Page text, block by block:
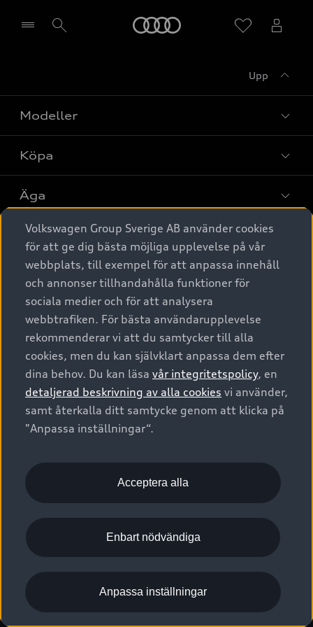
Upp
Modeller
Alla modeller
Elbilar
A6 modellerna
SUV
Avant
Audi Sport
Köpa
Privaterbjudanden
Privatleasing
Nya bilar i lager
Begagnade bilar i lager
Audi approved :plus - så gott som nya
Finansiering
Audi exclusive
Provkörning
Äga
Service & tillbehör
Audi digital services
Originaltillbehör - köp online
Garantier
Försäkring
Digitala manualer för din Audi
Audi Collection – livsstilsartiklar
Vanliga frågor
2G/3G nätet stängs ned - Hur påverkas min bil av detta?
Tjänstebil
Tjänstebil
Business lease online
Företagsleasing
Om Audi Sverige
Kontakta oss
Audi Återförsäljare/-serviceverkstad
myAudi
Pressmeddelanden
Nyhetsbrev
Vårt hållbarhetsarbete
Lediga tjänster huvudkontor
Lediga tjänster hos Audi Återförsäljare
Kommentar till mediauppgifter om dataläcka
© 2026 AUDI SVERIGE. All Rights Reserved.
Utgivare Juridiskt
Juridiskt Audi AG
Juridiskt Audi Digital Giveaway
Anpassa inställningar för cookies
Visselblåsarkanaler
Volkswagen Group Sverige AB använder cookies
för att ge dig bästa möjliga upplevelse på vår
webbplats, till exempel för att anpassa innehåll
och annonser tillhandahålla funktioner för
sociala medier och för att analysera
webbtrafiken. För bästa användarupplevelse
rekommenderar vi att du samtycker till alla
cookies, men du kan självklart anpassa dem efter
dina behov. Du kan läsa vår integritetspolicy, en
detaljerad beskrivning av alla cookies vi använder,
samt återkalla ditt samtycke genom att klicka på
"Anpassa inställningar“.
Acceptera alla
Enbart nödvändiga
Anpassa inställningar